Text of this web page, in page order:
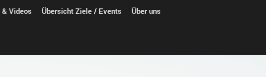
Videos Übersicht Ziele / Events Über uns